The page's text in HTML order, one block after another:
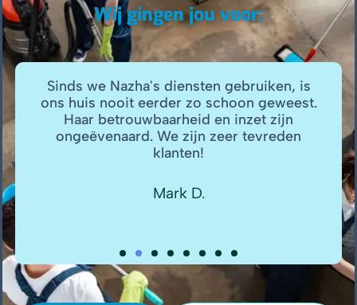
Wij gingen jou voor:
Sinds we Nazha's diensten gebruiken, is
ons huis nooit eerder zo schoon geweest.
Haar betrouwbaarheid en inzet zijn
ongeëvenaard. We zijn zeer tevreden
klanten!
Mark D.